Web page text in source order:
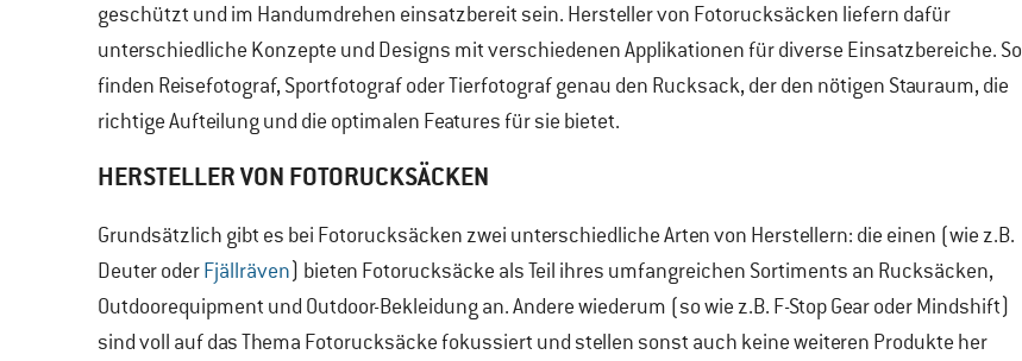
geschützt und im Handumdrehen einsatzbereit sein. Hersteller von Fotorucksäcken liefern dafür
unterschiedliche Konzepte und Designs mit verschiedenen Applikationen für diverse Einsatzbereiche. So
finden Reisefotograf, Sportfotograf oder Tierfotograf genau den Rucksack, der den nötigen Stauraum, die
richtige Aufteilung und die optimalen Features für sie bietet.
HERSTELLER VON FOTORUCKSÄCKEN
Grundsätzlich gibt es bei Fotorucksäcken zwei unterschiedliche Arten von Herstellern: die einen (wie z.B.
Deuter oderFjällräven) bieten Fotorucksäcke als Teil ihres umfangreichen Sortiments an Rucksäcken,
Outdoorequipment und Outdoor-Bekleidung an. Andere wiederum (so wie z.B. F-Stop Gear oder Mindshift)
sind voll auf das Thema Fotorucksäcke fokussiert und stellen sonst auch keine weiteren Produkte her